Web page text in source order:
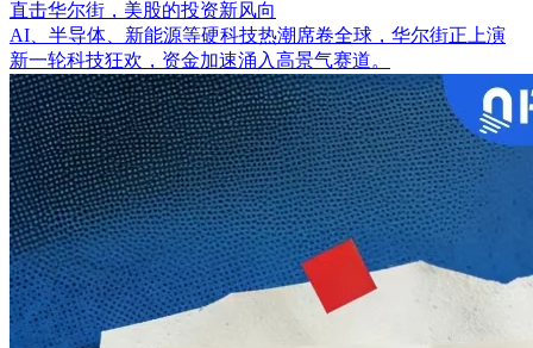
直击华尔街，美股的投资新风向
AI、半导体、新能源等硬科技热潮席卷全球，华尔街正上演
新一轮科技狂欢，资金加速涌入高景气赛道。